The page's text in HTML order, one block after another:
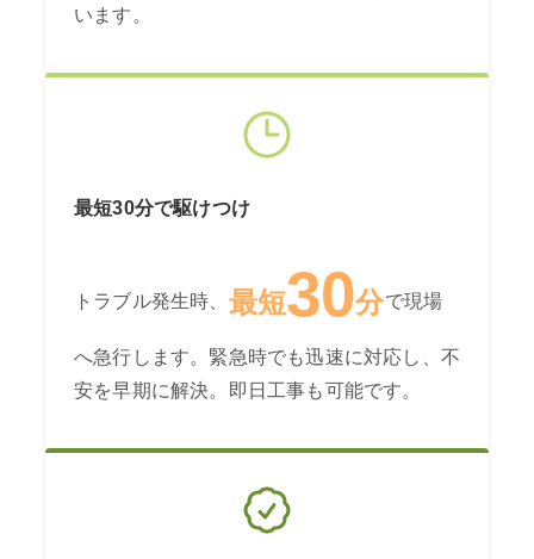
います。
最短30分で駆けつけ
トラブル発生時、 最短30分で現場
へ急行します。緊急時でも迅速に対応し、不
安を早期に解決。即日工事も可能です。